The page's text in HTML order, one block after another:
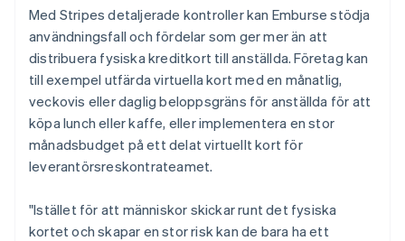
Med Stripes detaljerade kontroller kan Emburse stödja
användningsfall och fördelar som ger mer än att
distribuera fysiska kreditkort till anställda. Företag kan
till exempel utfärda virtuella kort med en månatlig,
veckovis eller daglig beloppsgräns för anställda för att
köpa lunch eller kaffe, eller implementera en stor
månadsbudget på ett delat virtuellt kort för
leverantörsreskontrateamet.
"Istället för att människor skickar runt det fysiska
kortet och skapar en stor risk kan de bara ha ett